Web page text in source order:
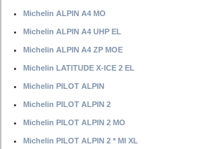
Michelin ALPIN A4 MO
Michelin ALPIN A4 UHP EL
Michelin ALPIN A4 ZP MOE
Michelin LATITUDE X-ICE 2 EL
Michelin PILOT ALPIN
Michelin PILOT ALPIN 2
Michelin PILOT ALPIN 2 MO
Michelin PILOT ALPIN 2 * MI XL